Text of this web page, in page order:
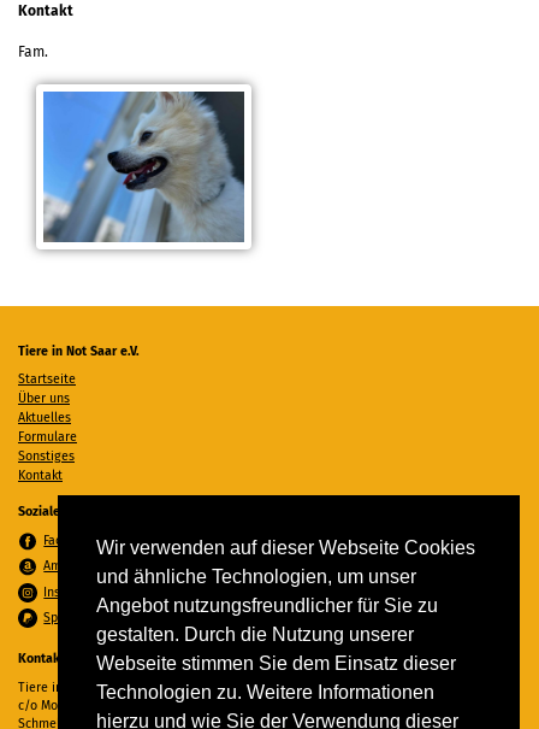
Wir verwenden auf dieser Webseite Cookies
und ähnliche Technologien, um unser
Angebot nutzungsfreundlicher für Sie zu
gestalten. Durch die Nutzung unserer
Webseite stimmen Sie dem Einsatz dieser
Technologien zu. Weitere Informationen
hierzu und wie Sie der Verwendung dieser
Kontakt
Fam.
Tiere in Not Saar e.V.
Startseite
Über uns
Aktuelles
Formulare
Sonstiges
Kontakt
Soziale Medien
Facebook
Amazon Wunschzettel
Instagram
Spenden per PayPal
Kontakt
Tiere in Not Saar e.V.
c/o Monika Ewen
Schmelzer Straße 22